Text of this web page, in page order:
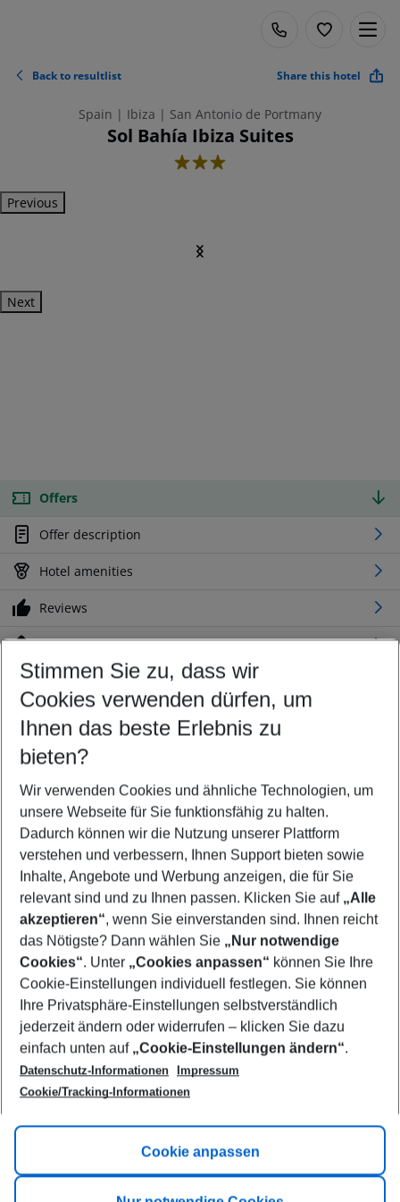
Back to resultlist Share this hotel
Spain | Ibiza | San Antonio de Portmany
Sol Bahía Ibiza Suites
3
Previous
Next
Offers
Offer description
Hotel amenities
Reviews
Location
Customize your offer
Find the perfect deal which suits your best
Your departure airport
Any airport
Select your date range
08/08/26–06/08/27 5-8 nights
Who will travel
2 adults No children
Show more filter
Footer
Footer navigation
Title A
Link A
Stimmen Sie zu, dass wir
Cookies verwenden dürfen, um
Ihnen das beste Erlebnis zu
bieten?
Wir verwenden Cookies und ähnliche Technologien, um
unsere Webseite für Sie funktionsfähig zu halten.
Dadurch können wir die Nutzung unserer Plattform
verstehen und verbessern, Ihnen Support bieten sowie
Inhalte, Angebote und Werbung anzeigen, die für Sie
relevant sind und zu Ihnen passen. Klicken Sie auf „Alle
akzeptieren“, wenn Sie einverstanden sind. Ihnen reicht
das Nötigste? Dann wählen Sie „Nur notwendige
Cookies“. Unter „Cookies anpassen“ können Sie Ihre
Cookie-Einstellungen individuell festlegen. Sie können
Ihre Privatsphäre-Einstellungen selbstverständlich
jederzeit ändern oder widerrufen – klicken Sie dazu
einfach unten auf „Cookie-Einstellungen ändern“.
Datenschutz-Informationen
Impressum
Cookie/Tracking-Informationen
Cookie anpassen